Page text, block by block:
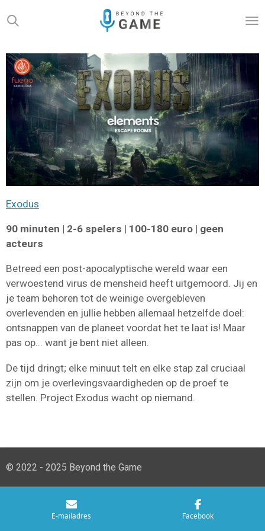
Ga
direct
de
hoofdinhoud
Exodus
90 minuten | 2-6 spelers | 100-180 euro | geen
acteurs
Betreed een post-apocalyptische wereld waar een
verwoestend virus de mensheid heeft uitgemoord. Jij en
je team behoren tot de weinige overgebleven
overlevenden en jullie hebben allemaal hetzelfde doel:
ontsnappen van de planeet voordat het te laat is! Maar
pas op... want je bent niet alleen.
De tijd dringt; elke minuut telt en elke stap zal cruciaal
zijn om je overlevingsvaardigheden op de proef te
stellen. Project Exodus wacht op niemand.
© 2022 - 2025 Beyond the Game
E-mailadres Facebook